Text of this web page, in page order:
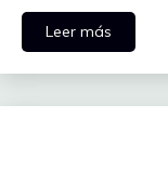
Leer más